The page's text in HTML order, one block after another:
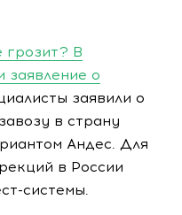
грозит? В
заявление о
заявили о
в страну
Андес. Для
в России
системы.